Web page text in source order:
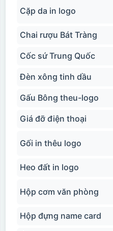
Cặp da in logo
Chai rượu Bát Tràng
Cốc sứ Trung Quốc
Đèn xông tinh dầu
Gấu Bông theu-logo
Giá đỡ điện thoại
Gối in thêu logo
Heo đất in logo
Hộp cơm văn phòng
Hộp đựng name card